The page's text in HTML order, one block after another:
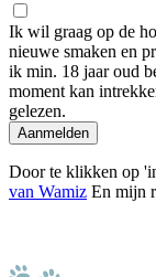
Ik wil graag op de
nieuwe smaken en
ik min. 18 jaar oud
moment kan
gelezen.
Aanmelden
Door te klikken op
van Wamiz En mijn